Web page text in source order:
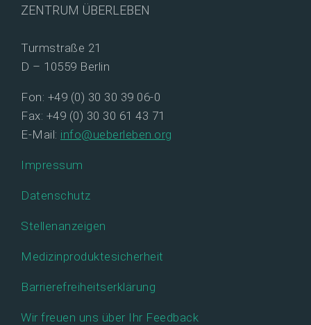
ZENTRUM ÜBERLEBEN
Turmstraße 21
D – 10559 Berlin
Fon: +49 (0) 30 30 39 06-0
Fax: +49 (0) 30 30 61 43 71
E-Mail: info@ueberleben.org
Impressum
Datenschutz
Stellenanzeigen
Medizinproduktesicherheit
Barrierefreiheitserklärung
Wir freuen uns über Ihr Feedback